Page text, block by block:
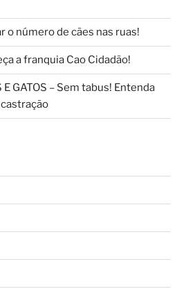
o número de cães nas ruas!
a franquia Cao Cidadão!
E GATOS – Sem tabus! Entenda